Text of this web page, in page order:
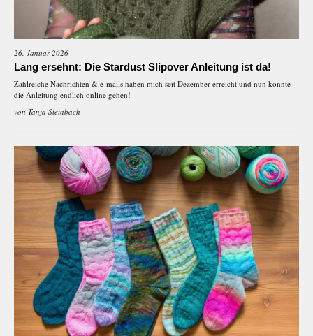
26. Januar 2026
Lang ersehnt: Die Stardust Slipover Anleitung ist da!
Zahlreiche Nachrichten & e-mails haben mich seit Dezember erreicht und nun konnte
die Anleitung endlich online gehen!
von Tanja Steinbach